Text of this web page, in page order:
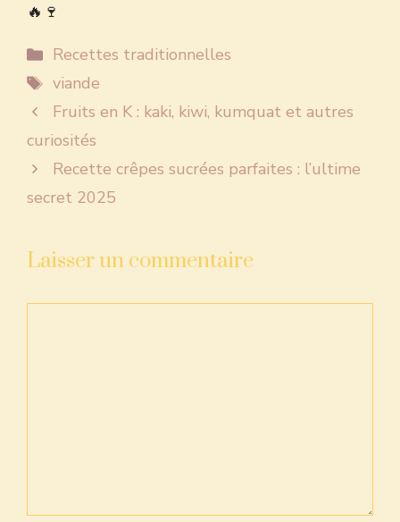
🔥🍷
Catégories
Recettes traditionnelles
Étiquettes
viande
Fruits en K : kaki, kiwi, kumquat et autres
curiosités
Recette crêpes sucrées parfaites : l’ultime
secret 2025
Laisser un commentaire